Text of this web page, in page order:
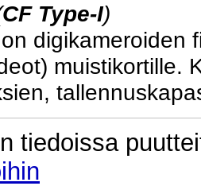
CF Type-I)
digikameroiden
muistikortille.
tiedoissa